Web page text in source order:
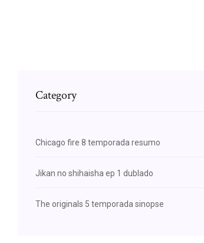
Category
Chicago fire 8 temporada resumo
Jikan no shihaisha ep 1 dublado
The originals 5 temporada sinopse